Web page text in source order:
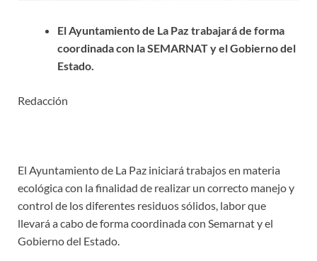
El Ayuntamiento de La Paz trabajará de forma
coordinada con la SEMARNAT y el Gobierno del
Estado.
Redacción
El Ayuntamiento de La Paz iniciará trabajos en materia
ecológica con la finalidad de realizar un correcto manejo y
control de los diferentes residuos sólidos, labor que
llevará a cabo de forma coordinada con Semarnat y el
Gobierno del Estado.